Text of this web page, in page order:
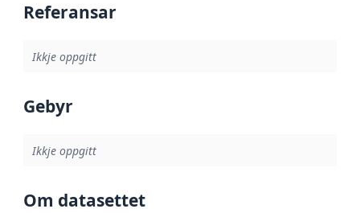
Referansar
Ikkje oppgitt
Gebyr
Ikkje oppgitt
Om datasettet